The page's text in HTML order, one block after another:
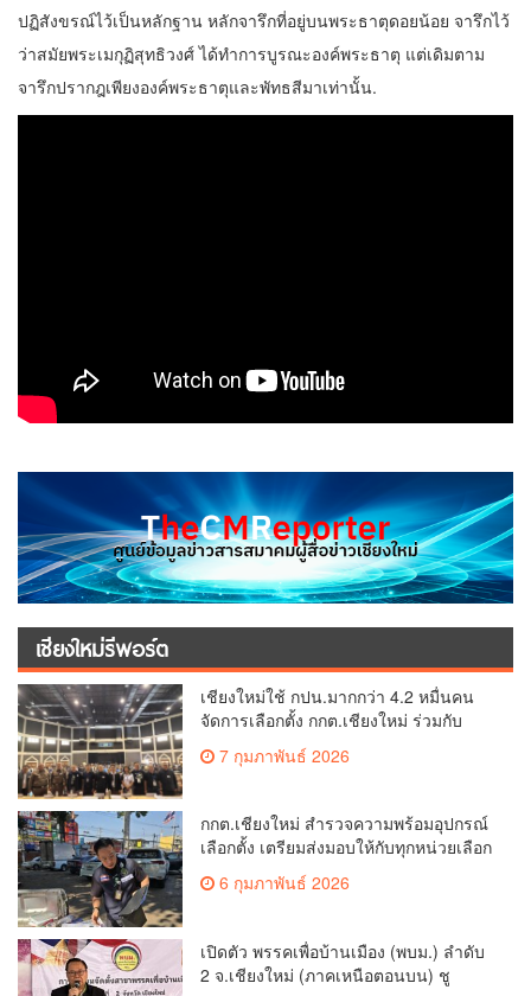
ปฏิสังขรณ์ไว้เป็นหลักฐาน หลักจารึกที่อยู่บนพระธาตุดอยน้อย จารึกไว้
ว่าสมัยพระเมกุฏิสุทธิวงศ์ ได้ทำการบูรณะองค์พระธาตุ แต่เดิมตาม
จารึกปรากฎเพียงองค์พระธาตุและพัทธสีมาเท่านั้น.
เชียงใหม่รีพอร์ต
เชียงใหม่ใช้ กปน.มากกว่า 4.2 หมื่นคน
จัดการเลือกตั้ง กกต.เชียงใหม่ ร่วมกับ
นายอำเภอหางดง ตรวจความเรียบร้อย
การมอบอุปกรณ์ บัตรเลือกตั้ง/ออกเสียง
7 กุมภาพันธ์ 2026
กกต.เชียงใหม่ สำรวจความพร้อมอุปกรณ์
เลือกตั้ง เตรียมส่งมอบให้กับทุกหน่วยเลือก
ตั้งในวันพรุ่งนี้
6 กุมภาพันธ์ 2026
เปิดตัว พรรคเพื่อบ้านเมือง (พบม.) ลำดับ
2 จ.เชียงใหม่ (ภาคเหนือตอนบน) ชู